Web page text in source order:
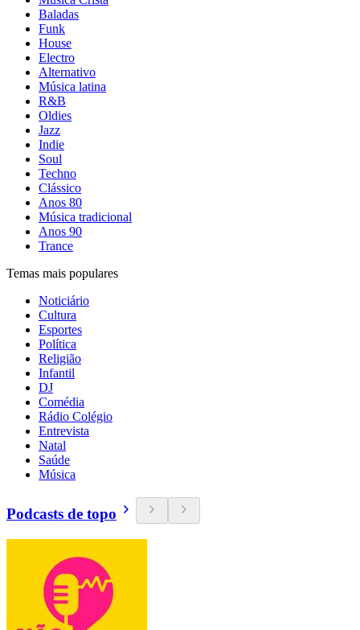
Baladas
Funk
House
Electro
Alternativo
Música latina
R&B
Oldies
Jazz
Indie
Soul
Techno
Clássico
Anos 80
Música tradicional
Anos 90
Trance
Temas mais populares
Noticiário
Cultura
Esportes
Política
Religião
Infantil
DJ
Comédia
Rádio Colégio
Entrevista
Natal
Saúde
Música
Podcasts de topo